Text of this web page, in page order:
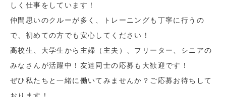
しく仕事をしています！
仲間思いのクルーが多く、トレーニングも丁寧に行うの
で、初めての方でも安心してください！
高校生、大学生から主婦（主夫）、フリーター、シニアの
みなさんが活躍中！友達同士の応募も大歓迎です！
ぜひ私たちと一緒に働いてみませんか？ご応募お待ちして